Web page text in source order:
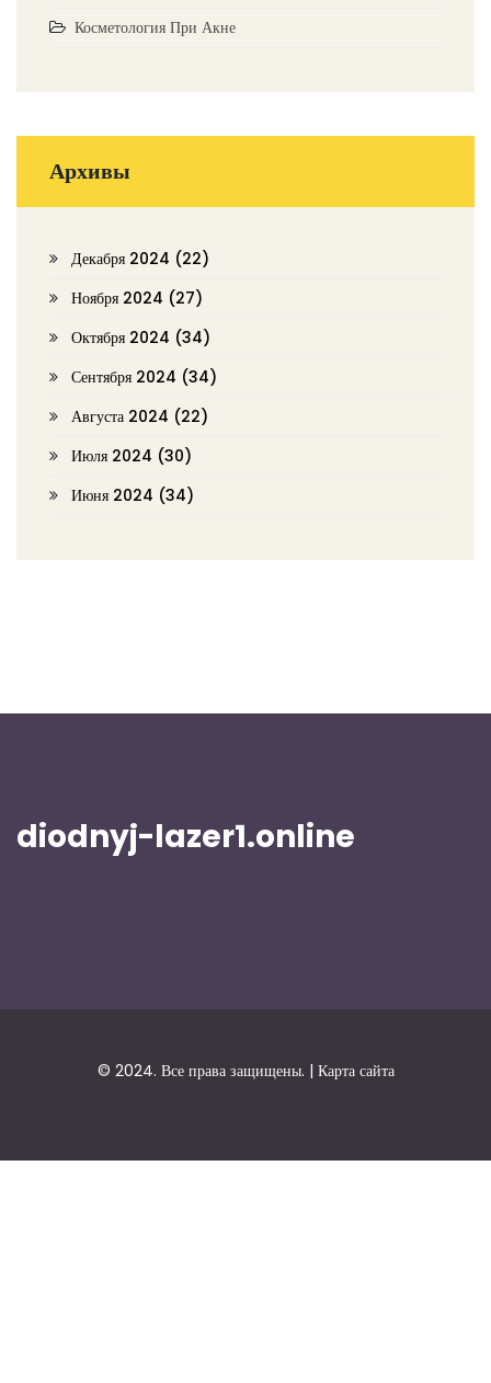
Косметология При Акне
Архивы
Декабря 2024 (22)
Ноября 2024 (27)
Октября 2024 (34)
Сентября 2024 (34)
Августа 2024 (22)
Июля 2024 (30)
Июня 2024 (34)
diodnyj-lazer1.online
© 2024. Все права защищены. | Карта сайта